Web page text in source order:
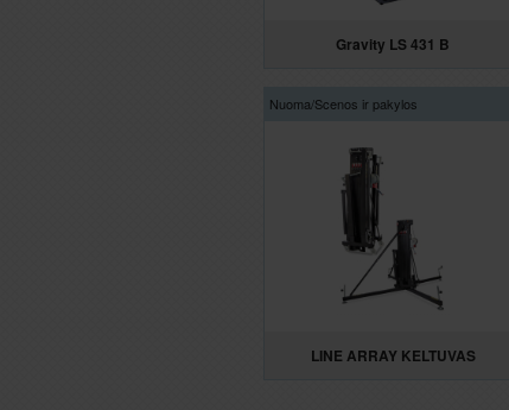
Gravity LS 431 B
Nuoma/Scenos ir pakylos
LINE ARRAY KELTUVAS